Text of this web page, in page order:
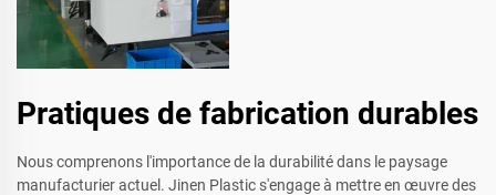
Pratiques de fabrication durables
Nous comprenons l'importance de la durabilité dans le paysage
manufacturier actuel. Jinen Plastic s'engage à mettre en œuvre des